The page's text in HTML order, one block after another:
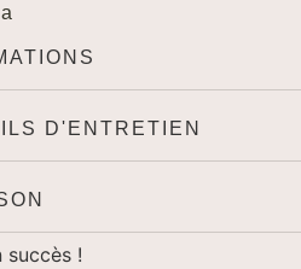
D'ENTRETIEN
succès !